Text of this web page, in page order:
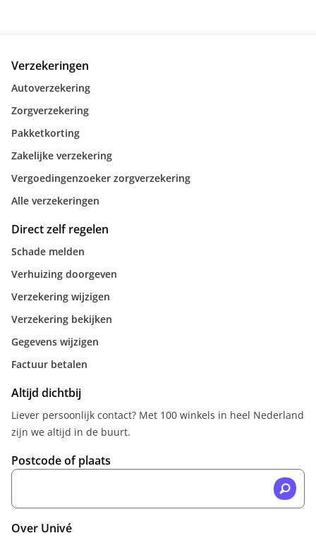
Verzekeringen
Autoverzekering
Zorgverzekering
Pakketkorting
Zakelijke verzekering
Vergoedingenzoeker zorgverzekering
Alle verzekeringen
Direct zelf regelen
Schade melden
Verhuizing doorgeven
Verzekering wijzigen
Verzekering bekijken
Gegevens wijzigen
Factuur betalen
Altijd dichtbij
Liever persoonlijk contact? Met 100 winkels in heel Nederland
zijn we altijd in de buurt.
Postcode of plaats
Over Univé